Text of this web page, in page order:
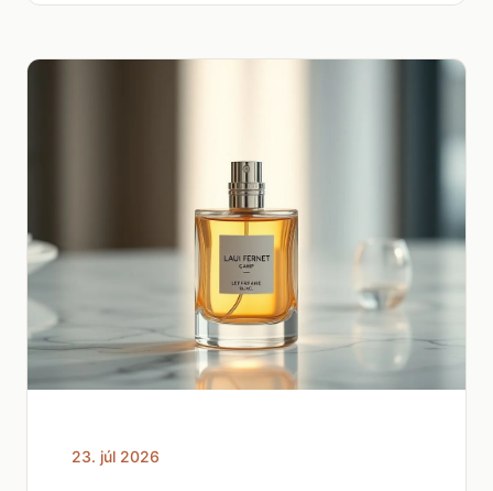
23. júl 2026